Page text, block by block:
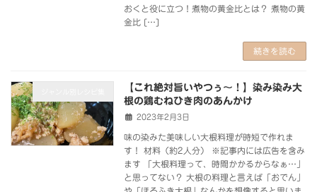
おくと役に立つ！煮物の黄金比とは？ 煮物の黄
金比 […]
続きを読む
【これ絶対旨いやつぅ～！】染み染み大
根の鶏むねひき肉のあんかけ
2023年2月3日
味の染みた美味しい大根料理が時短で作れま
す！ 材料（約2人分） ※記事内には広告を含み
ます 「大根料理って、時間かかるからなぁ…」
と思ってない？ 大根の料理と言えば「おでん」
や「ほろふき大根」なんかを想像すると思いま